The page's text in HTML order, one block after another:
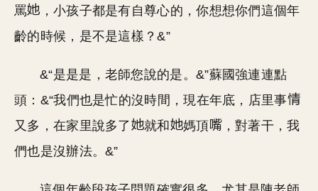
罵
，小孩子都是有自尊心的，你想想你們這個年
齡的時候，是不是這樣？&”
&“是是是，老師您說的是。&”蘇國強連連點
頭：&“我們也是忙的沒時間，現在年底，店里事
又多，在家里說多了
就和 媽頂
，對著干，我
們也是沒辦法。&”